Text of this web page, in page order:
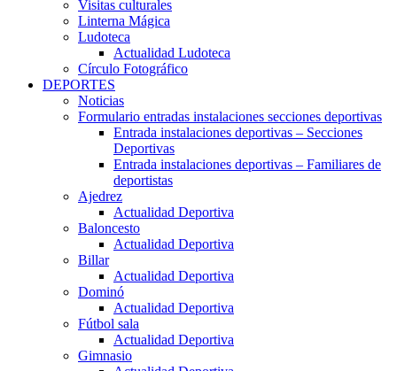
Visitas culturales
Linterna Mágica
Ludoteca
Actualidad Ludoteca
Círculo Fotográfico
DEPORTES
Noticias
Formulario entradas instalaciones secciones deportivas
Entrada instalaciones deportivas – Secciones
Deportivas
Entrada instalaciones deportivas – Familiares de
deportistas
Ajedrez
Actualidad Deportiva
Baloncesto
Actualidad Deportiva
Billar
Actualidad Deportiva
Dominó
Actualidad Deportiva
Fútbol sala
Actualidad Deportiva
Gimnasio